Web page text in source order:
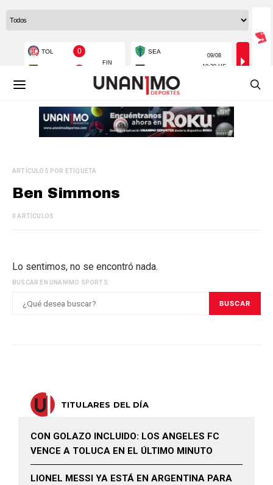
ARTÍCULOS POR ETIQUETA
Ben Simmons
0 ARTÍCULOS
Lo sentimos, no se encontró nada.
BUSCAR EN UNANIMO SPORTS:
BUSCAR
TITULARES DEL DÍA
CON GOLAZO INCLUIDO: LOS ANGELES FC
VENCE A TOLUCA EN EL ÚLTIMO MINUTO
LIONEL MESSI YA ESTÁ EN ARGENTINA PARA